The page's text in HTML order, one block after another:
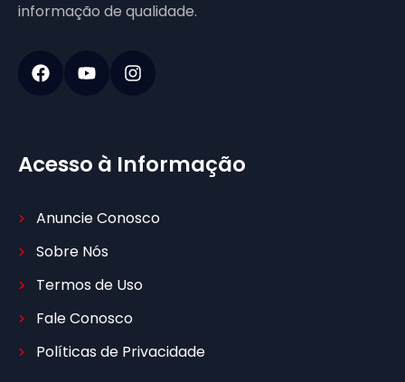
informação de qualidade.
Acesso à Informação
Anuncie Conosco
Sobre Nós
Termos de Uso
Fale Conosco
Políticas de Privacidade